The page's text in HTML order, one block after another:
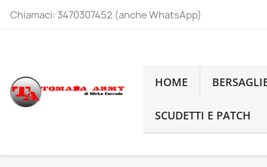
Chiamaci: 3470307452 (anche WhatsApp)
HOME
SCUDETTI E PATCH